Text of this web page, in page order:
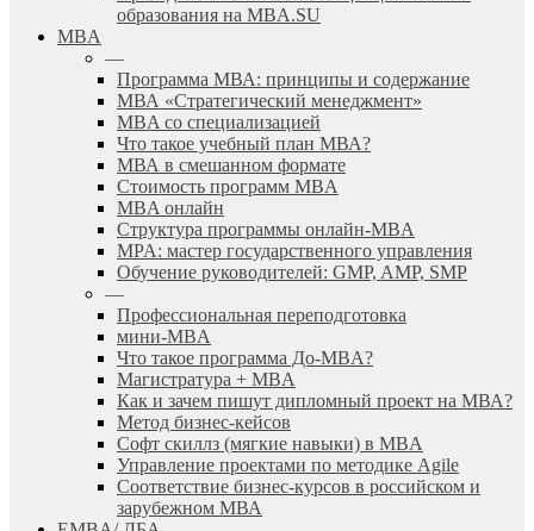
образования на MBA.SU
MBA
—
Программа МВА: принципы и содержание
МВА «Cтратегический менеджмент»
MBA со специализацией
Что такое учебный план МВА?
МВА в смешанном формате
Стоимость программ MBA
MBA онлайн
Cтруктура программы онлайн-MBA
MPA: мастер государственного управления
Обучение руководителей: GMP, AMP, SMP
—
Профессиональная переподготовка
мини-MBA
Что такое программа До-MBA?
Магистратура + MBA
Как и зачем пишут дипломный проект на МВА?
Метод бизнес-кейсов
Софт скиллз (мягкие навыки) в MBA
Управление проектами по методике Agile
Соответствие бизнес-курсов в российском и
зарубежном МВА